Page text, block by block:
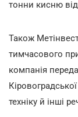
тонни кисню від
Також
тимчасового
компанія
техніку й інші